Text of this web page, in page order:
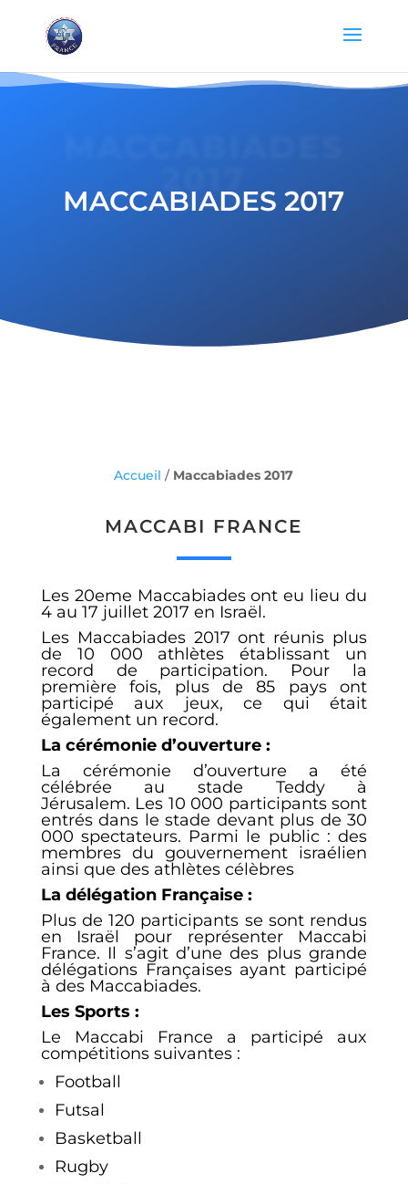
MACCABIADES 2017
Accueil / Maccabiades 2017
MACCABI FRANCE
Les 20eme Maccabiades ont eu lieu du
4 au 17 juillet 2017 en Israël.
Les Maccabiades 2017 ont réunis plus
de 10 000 athlètes établissant un
record de participation. Pour la
première fois, plus de 85 pays ont
participé aux jeux, ce qui était
également un record.
La cérémonie d’ouverture :
La cérémonie d’ouverture a été
célébrée au stade Teddy à
Jérusalem. Les 10 000 participants sont
entrés dans le stade devant plus de 30
000 spectateurs. Parmi le public : des
membres du gouvernement israélien
ainsi que des athlètes célèbres
La délégation Française :
Plus de 120 participants se sont rendus
en Israël pour représenter Maccabi
France. Il s’agit d’une des plus grande
délégations Françaises ayant participé
à des Maccabiades.
Les Sports :
Le Maccabi France a participé aux
compétitions suivantes :
Football
Futsal
Basketball
Rugby